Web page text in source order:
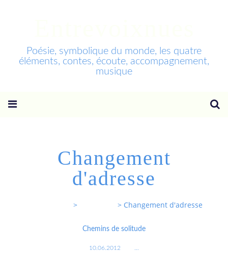
Poésie, symbolique du monde, les quatre
éléments, contes, écoute, accompagnement,
musique
Changement
d'adresse
> > Changement d'adresse
Chemins de solitude
10.06.2012